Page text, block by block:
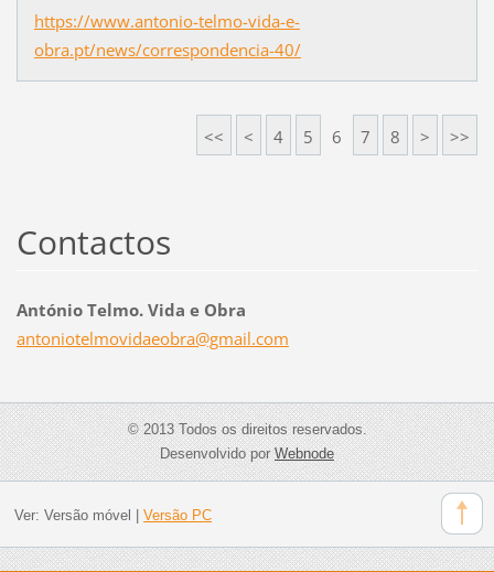
https://www.antonio-telmo-vida-e-
obra.pt/news/correspondencia-40/
<< < 4 5 6 7 8 > >>
Contactos
António Telmo. Vida e Obra
antoniotelmovidaeobra@gmail.com
© 2013 Todos os direitos reservados.
Desenvolvido porWebnode
Ver: Versão móvel Versão PC